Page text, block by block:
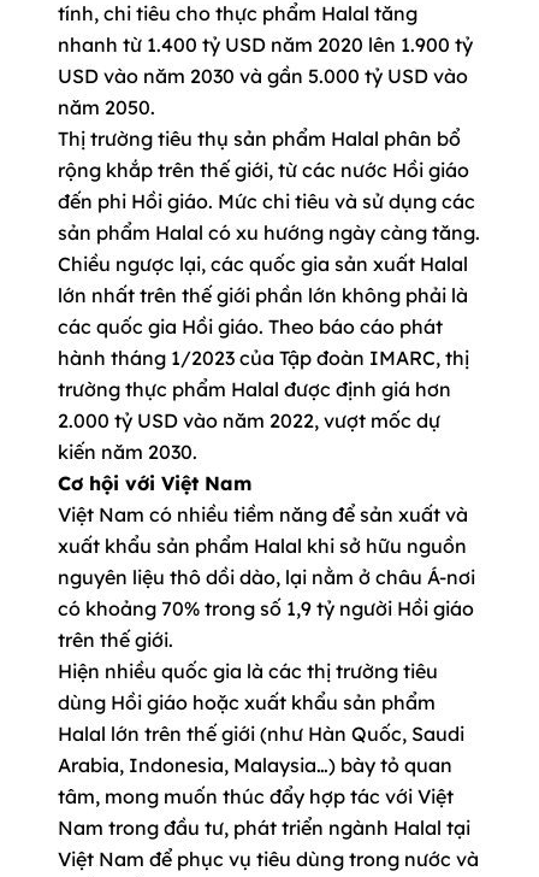
tính, chi tiêu cho thực phẩm Halal tăng
nhanh từ 1.400 tỷ USD năm 2020 lên 1.900 tỷ
USD vào năm 2030 và gần 5.000 tỷ USD vào
năm 2050.
Thị trường tiêu thụ sản phẩm Halal phân bổ
rộng khắp trên thế giới, từ các nước Hồi giáo
đến phi Hồi giáo. Mức chi tiêu và sử dụng các
sản phẩm Halal có xu hướng ngày càng tăng.
Chiều ngược lại, các quốc gia sản xuất Halal
lớn nhất trên thế giới phần lớn không phải là
các quốc gia Hồi giáo. Theo báo cáo phát
hành tháng 1/2023 của Tập đoàn IMARC, thị
trường thực phẩm Halal được định giá hơn
2.000 tỷ USD vào năm 2022, vượt mốc dự
kiến năm 2030.
Cơ hội với Việt Nam
Việt Nam có nhiều tiềm năng để sản xuất và
xuất khẩu sản phẩm Halal khi sở hữu nguồn
nguyên liệu thô dồi dào, lại nằm ở châu Á-nơi
có khoảng 70% trong số 1,9 tỷ người Hồi giáo
trên thế giới.
Hiện nhiều quốc gia là các thị trường tiêu
dùng Hồi giáo hoặc xuất khẩu sản phẩm
Halal lớn trên thế giới (như Hàn Quốc, Saudi
Arabia, Indonesia, Malaysia…) bày tỏ quan
tâm, mong muốn thúc đẩy hợp tác với Việt
Nam trong đầu tư, phát triển ngành Halal tại
Việt Nam để phục vụ tiêu dùng trong nước và